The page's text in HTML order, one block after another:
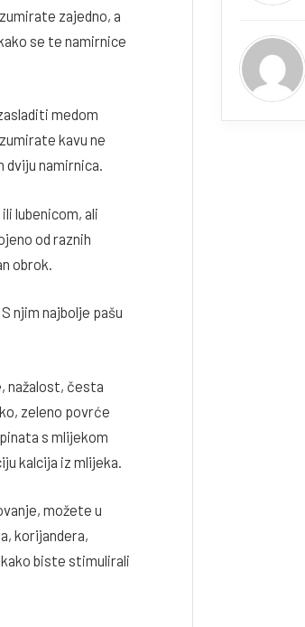
zajedno, a
se te namirnice
medom
kavu ne
namirnica.
lubenicom, ali
od raznih
obrok.
njim najbolje pašu
nažalost, česta
zeleno povrće
s mlijekom
kalcija iz mlijeka.
možete u
korijandera,
biste stimulirali